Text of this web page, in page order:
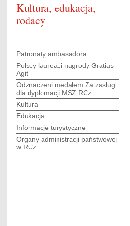
Kultura, edukacja,
rodacy
Patronaty ambasadora
Polscy laureaci nagrody Gratias
Agit
Odznaczeni medalem Za zasługi
dla dyplomacji MSZ RCz
Kultura
Edukacja
Informacje turystyczne
Organy administracji państwowej
w RCz